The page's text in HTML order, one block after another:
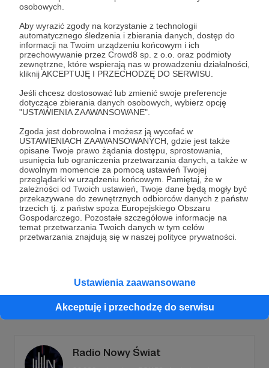
osobowych.
Aby wyrazić zgody na korzystanie z technologii
automatycznego śledzenia i zbierania danych, dostęp do
informacji na Twoim urządzeniu końcowym i ich
przechowywanie przez Crowd8 sp. z o.o. oraz podmioty
zewnętrzne, które wspierają nas w prowadzeniu działalności,
kliknij AKCEPTUJĘ I PRZECHODZĘ DO SERWISU.
Jeśli chcesz dostosować lub zmienić swoje preferencje
dotyczące zbierania danych osobowych, wybierz opcję
"USTAWIENIA ZAAWANSOWANE".
Zgoda jest dobrowolna i możesz ją wycofać w
USTAWIENIACH ZAAWANSOWANYCH, gdzie jest także
opisane Twoje prawo żądania dostępu, sprostowania,
usunięcia lub ograniczenia przetwarzania danych, a także w
dowolnym momencie za pomocą ustawień Twojej
przeglądarki w urządzeniu końcowym. Pamiętaj, że w
zależności od Twoich ustawień, Twoje dane będą mogły być
przekazywane do zewnętrznych odbiorców danych z państw
trzecich tj. z państw spoza Europejskiego Obszaru
Gospodarczego. Pozostałe szczegółowe informacje na
temat przetwarzania Twoich danych w tym celów
przetwarzania znajdują się w naszej polityce prywatności.
Ustawienia zaawansowane
Akceptuję i przechodzę do serwisu
Dołącz do grona Patronów!
Wesprzyj działalność AutoraMarcin Ogdowski
już
teraz!
Zostań Patronem
Promowani autorzy
Radio Nowy Świat